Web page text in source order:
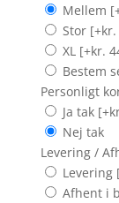
Mellem
Stor
XL [+kr.
Bestem
Personligt
Ja tak
Nej tak
Levering /
Levering
Afhent i